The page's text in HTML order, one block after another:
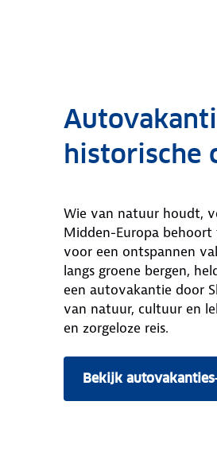
historische
Wie van natuur houdt,
Midden-Europa
voor een ontspannen
langs groene bergen,
een autovakantie door
van natuur, cultuur en
en zorgeloze reis.
Bekijk autovakanties
naar